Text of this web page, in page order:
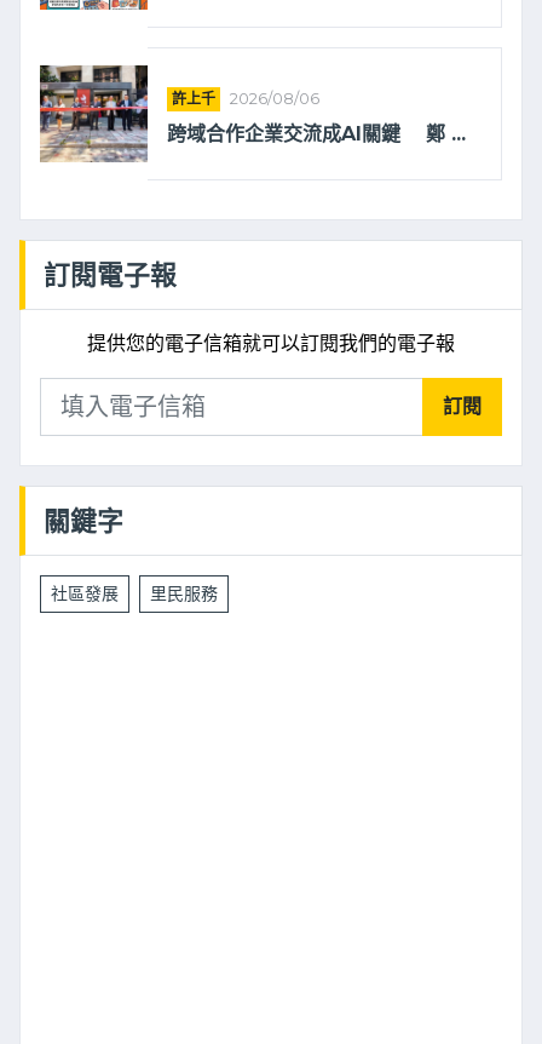
許上千 2026/08/06
跨域合作企業交流成AI關鍵 鄭 ...
訂閱電子報
提供您的電子信箱就可以訂閱我們的電子報
訂閱
關鍵字
社區發展 里民服務